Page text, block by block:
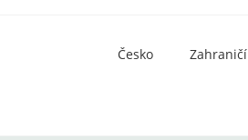
Česko Zahraničí